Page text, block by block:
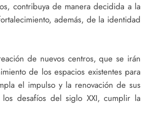
contribuya de manera decidida a la
además, de la identidad
de nuevos centros, que se irán
de los espacios existentes para
el impulso y la renovación de sus
desafíos del siglo XXI, cumplir la